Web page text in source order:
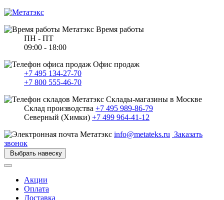
Время работы
ПН - ПТ
09:00 - 18:00
Офис продаж
+7 495 134-27-70
+7 800 555-46-70
Склады-магазины в Москве
Склад производства +7 495 989-86-79
Северный (Химки) +7 499 964-41-12
info@metateks.ru Заказать
звонок
Выбрать навеску
Акции
Оплата
Доставка